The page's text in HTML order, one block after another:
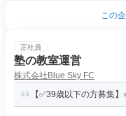
この
正社員
塾の教室運営
株式会社Blue Sky FC
【✅39歳以下の方募集